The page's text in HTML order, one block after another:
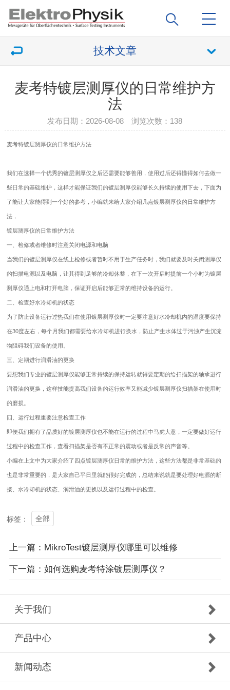
技术文章
麦考特镀层测厚仪的日常维护方
法
发布日期：2026-08-08 浏览次数： 138
麦考特镀层测厚仪的日常维护方法
我们在选择一个优秀的镀层测厚仪之后还需要能够善用，使用过后还得懂得如何去做一
些日常的基础维护，这样才能保证我们的镀层测厚仪能够长久持续的使用下去，下面为
了能让大家能得到一个好的参考，小编就来给大家介绍几点镀层测厚仪的日常维护方
法，
镀层测厚仪的日常维护方法
一、检修或者维修时注意关闭电源和电脑
当我们的镀层测厚仪在线上检修或者暂时不用于生产任务时，我们就要及时关闭测厚仪
的扫描电源以及电脑，让其得到足够的冷却休整，在下一次开启时提前一个小时为镀层
测厚仪通上电和打开电脑，保证开启后能够正常的维持设备的运行。
二、检查好水冷却机的状态
为了防止设备运行过热我们在使用镀层测厚仪时一定要注意好水冷却机内的温度要保持
在30度左右，每个月我们都需要给水冷却机进行换水，防止产生水体过于污浊产生沉淀
物阻碍我们设备的使用。
三、定期进行润滑油的更换
要想我们专业的镀层测厚仪能够正常持续的保持运转就得要定期的给扫描架的轴承进行
润滑油的更换，这样技能提高我们设备的运行效率又能减少镀层测厚仪扫描架在使用时
的磨损。
四、运行过程重要注意检查工作
即便我们拥有了品质好的镀层测厚仪也不能在运行的过程中马虎大意，一定要做好运行
过程中的检查工作，查看扫描架是否有不正常的震动或者是反常的声音等。
小编在上文中为大家介绍了四点镀层测厚仪日常的维护方法，这些方法都是非常基础的
也是非常重要的，是大家自己平日里就能很好完成的，总结来说就是要处理好电源的断
接、水冷却机的状态、润滑油的更换以及运行过程中的检查。
标签： 全部
上一篇：MikroTest镀层测厚仪哪里可以维修
下一篇：如何选购麦考特涂镀层测厚仪？
关于我们
产品中心
新闻动态